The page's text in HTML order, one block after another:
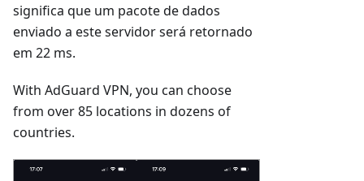
significa que um pacote de dados
enviado a este servidor será retornado
em 22 ms.
With AdGuard VPN, you can choose
from over 85 locations in dozens of
countries.